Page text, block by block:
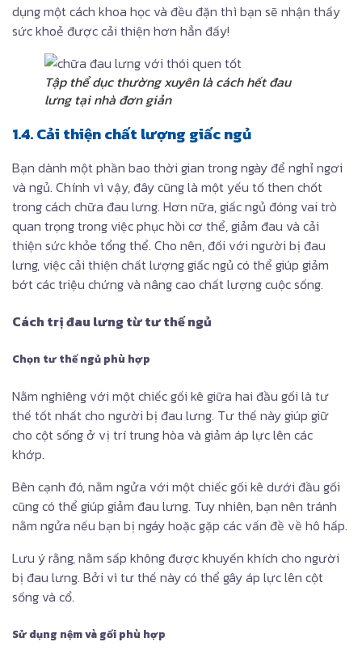
dụng một cách khoa học và đều đặn thì bạn sẽ nhận thấy
sức khoẻ được cải thiện hơn hẳn đấy!
Tập thể dục thường xuyên là cách hết đau
lưng tại nhà đơn giản
1.4. Cải thiện chất lượng giấc ngủ
Bạn dành một phần bao thời gian trong ngày để nghỉ ngơi
và ngủ. Chính vì vậy, đây cũng là một yếu tố then chốt
trong cách chữa đau lưng. Hơn nữa, giấc ngủ đóng vai trò
quan trọng trong việc phục hồi cơ thể, giảm đau và cải
thiện sức khỏe tổng thể. Cho nên, đối với người bị đau
lưng, việc cải thiện chất lượng giấc ngủ có thể giúp giảm
bớt các triệu chứng và nâng cao chất lượng cuộc sống.
Cách trị đau lưng từ tư thế ngủ
Chọn tư thế ngủ phù hợp
Nằm nghiêng với một chiếc gối kê giữa hai đầu gối là tư
thế tốt nhất cho người bị đau lưng. Tư thế này giúp giữ
cho cột sống ở vị trí trung hòa và giảm áp lực lên các
khớp.
Bên cạnh đó, nằm ngửa với một chiếc gối kê dưới đầu gối
cũng có thể giúp giảm đau lưng. Tuy nhiên, bạn nên tránh
nằm ngửa nếu bạn bị ngáy hoặc gặp các vấn đề về hô hấp.
Lưu ý rằng, nằm sấp không được khuyến khích cho người
bị đau lưng. Bởi vì tư thế này có thể gây áp lực lên cột
sống và cổ.
Sử dụng nệm và gối phù hợp